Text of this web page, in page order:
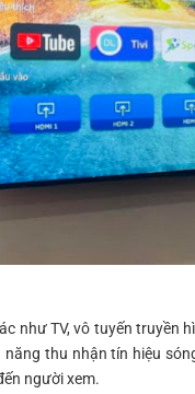
như TV, vô tuyến
thu nhận tín hiệu
người xem.